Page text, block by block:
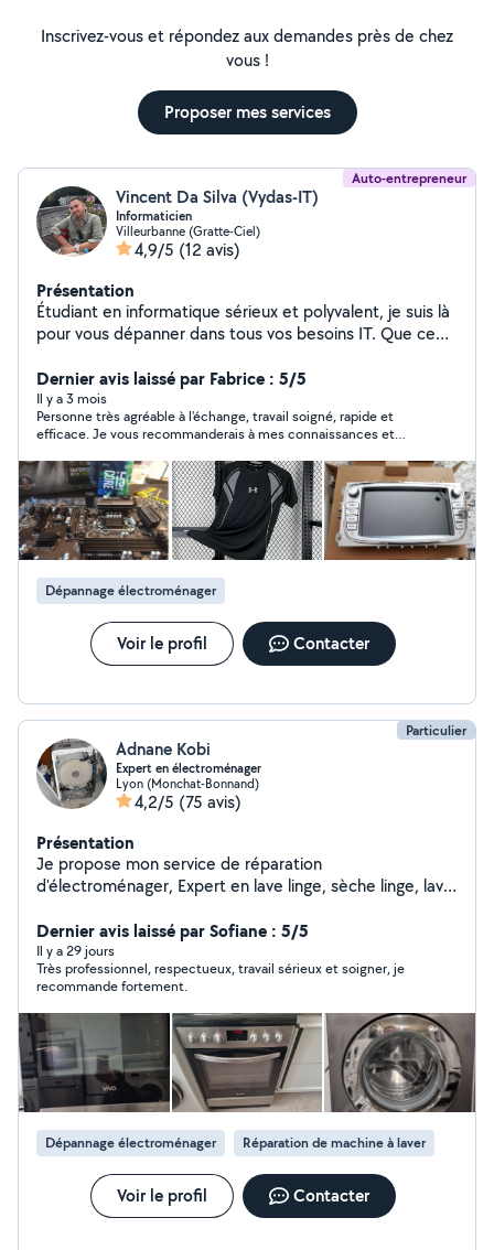
Inscrivez-vous et répondez aux demandes près de chez
vous !
Proposer mes services
Auto-entrepreneur
Vincent Da Silva (Vydas-IT)
Informaticien
Villeurbanne (Gratte-Ciel)
4,9/5 (12 avis)
Présentation
Étudiant en informatique sérieux et polyvalent, je suis là
pour vous dépanner dans tous vos besoins IT. Que ce
conseils techniques, je m'en occupe avec efficacité.
Pour les petits travaux BTP, bricolage ou manutention, je
suis véhiculé et mobile pour intervenir rapidement chez
vous. Contactez-moi sans hésiter !
Dernier avis laissé par Fabrice : 5/5
Il y a 3 mois
Personne très agréable à l'échange, travail soigné, rapide et
efficace. Je vous recommanderais à mes connaissances et
super contente et tient encore à vous remercier de votre
professionnalisme et votre gentillesse
Dépannage électroménager
Voir le profil Contacter
Particulier
Adnane Kobi
Expert en électroménager
Lyon (Monchat-Bonnand)
4,2/5 (75 avis)
Présentation
Je propose mon service de réparation
d'électroménager, Expert en lave linge, sèche linge, lave
travaux d'électricité, Mécanique, plus de 20 Ans
d'expérience.
Dernier avis laissé par Sofiane : 5/5
Il y a 29 jours
Très professionnel, respectueux, travail sérieux et soigner, je
recommande fortement.
Dépannage électroménager Réparation de machine à laver
Voir le profil Contacter